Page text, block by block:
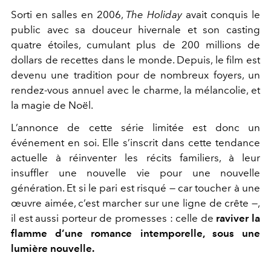
Sorti en salles en 2006, The Holidayavait conquis le
public avec sa douceur hivernale et son casting
quatre étoiles, cumulant plus de 200 millions de
dollars de recettes dans le monde. Depuis, le film est
devenu une tradition pour de nombreux foyers, un
rendez-vous annuel avec le charme, la mélancolie, et
la magie de Noël.
L’annonce de cette série limitée est donc un
événement en soi. Elle s’inscrit dans cette tendance
actuelle à réinventer les récits familiers, à leur
insuffler une nouvelle vie pour une nouvelle
génération. Et si le pari est risqué — car toucher à une
œuvre aimée, c’est marcher sur une ligne de crête —,
il est aussi porteur de promesses : celle de raviver la
flamme d’une romance intemporelle, sous une
lumière nouvelle.